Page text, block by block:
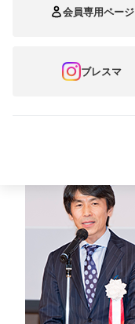
会員専用ページ
ブレスマ